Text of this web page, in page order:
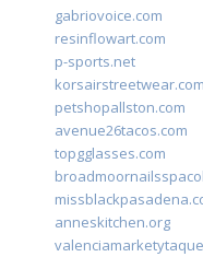
gabriovoice.com
resinflowart.com
p-sports.net
korsairstreetwear.com
petshopallston.com
avenue26tacos.com
topgglasses.com
anneskitchen.org